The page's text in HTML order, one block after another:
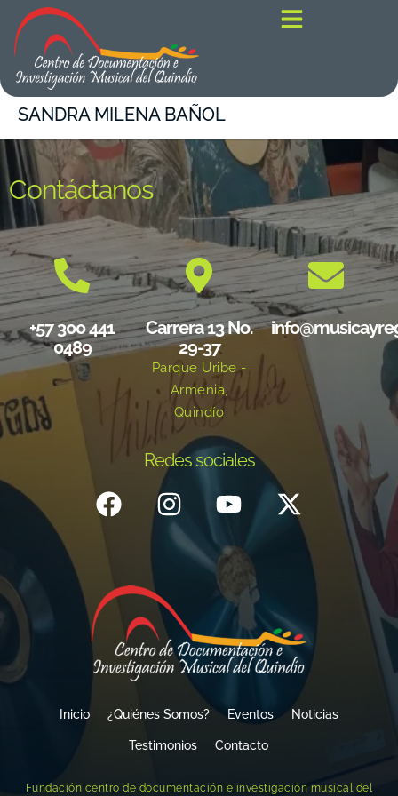
contenido
SANDRA MILENA BAÑOL
Contáctanos
+57 300 441
0489
Carrera 13 No.
29-37
Parque Uribe -
Armenia,
Quindío
Redes sociales
Inicio ¿Quiénes Somos? Eventos Noticias
Testimonios Contacto
Fundación centro de documentación e investigación musical del